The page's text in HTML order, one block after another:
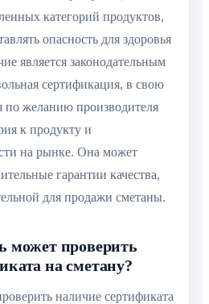
категорий продуктов,
опасность для здоровья
является законодательным
сертификация, в свою
по желанию производителя
к продукту и
на рынке. Она может
гарантии качества,
для продажи сметаны.
может проверить
на сметану?
наличие сертификата